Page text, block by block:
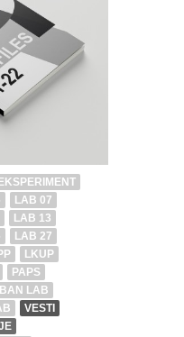
LAB 07
LAB 13
LAB 27
LKUP
PAPS
LAB
VESTI